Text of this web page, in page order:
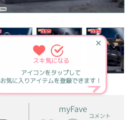
✕
スキ気になる
アイコンをタップして
お気に入りアイテムを登録できます！
myFave
コメント